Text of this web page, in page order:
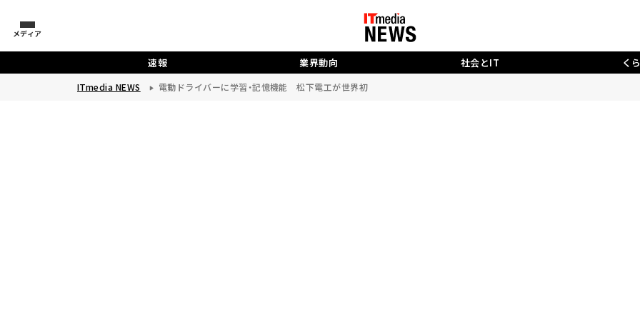
メディア
速報 業界動向 社会とIT く
ITmedia NEWS 電動ドライバーに学習・記憶機能 松下電工が世界初